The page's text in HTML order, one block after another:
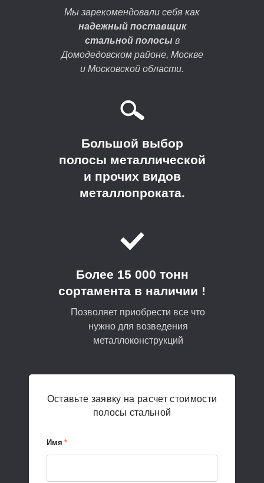
Мы зарекомендовали себя как
надежный поставщик
стальной полосыв
Домодедовском районе, Москве
и Московской области.
Большой выбор
полосы металлической
и прочих видов
металлопроката.
Более 15 000 тонн
сортамента в наличии !
Позволяет приобрести все что
нужно для возведения
металлоконструкций
Оставьте заявку на расчет стоимости
полосы стальной
Имя *